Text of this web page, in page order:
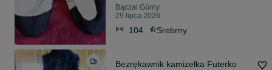
Bączal Górny
29 lipca 2026
104 Srebrny
Bezrękawnik kamizelka Futerko